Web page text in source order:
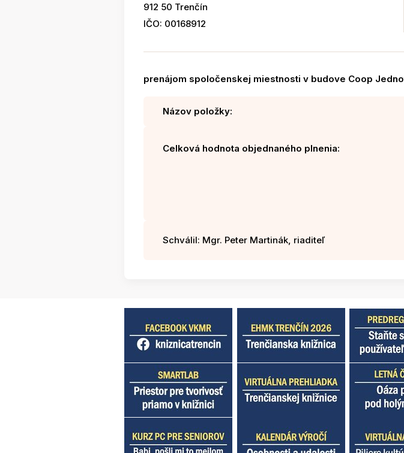
912 50 Trenčín
IČO: 00168912
prenájom spoločenskej miestnosti v budove Coop
Názov položky:
Celková hodnota objednaného plnenia:
Schválil: Mgr. Peter Martinák, riaditeľ